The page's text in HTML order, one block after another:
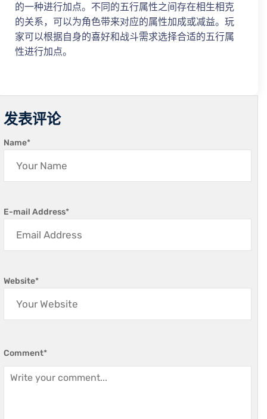
的一种进行加点。不同的五行属性之间存在相生相克
的关系，可以为角色带来对应的属性加成或减益。玩
家可以根据自身的喜好和战斗需求选择合适的五行属
性进行加点。
发表评论
Name*
E-mail Address*
Website*
Comment*